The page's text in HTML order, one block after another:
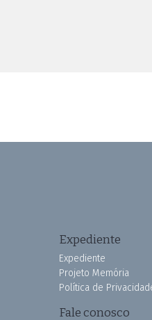
Expediente
Expediente
Projeto Memória
Política de
Fale conosco